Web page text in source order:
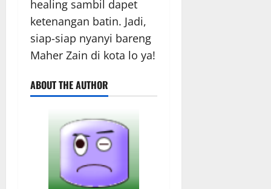
healing sambil dapet
ketenangan batin. Jadi,
siap-siap nyanyi bareng
Maher Zain di kota lo ya!
ABOUT THE AUTHOR